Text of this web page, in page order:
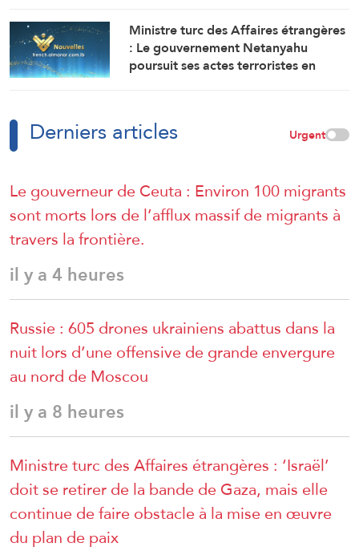
ont entraîné la mort et le
déplacement de milliers de
personnes
Ministre turc des Affaires étrangères
: Le gouvernement Netanyahu
poursuit ses actes terroristes en
Derniers articles Urgent
Le gouverneur de Ceuta : Environ 100 migrants
sont morts lors de l’afflux massif de migrants à
travers la frontière.
il y a 4 heures
Russie : 605 drones ukrainiens abattus dans la
nuit lors d’une offensive de grande envergure
au nord de Moscou
il y a 8 heures
Ministre turc des Affaires étrangères : ‘Israël’
doit se retirer de la bande de Gaza, mais elle
continue de faire obstacle à la mise en œuvre
du plan de paix